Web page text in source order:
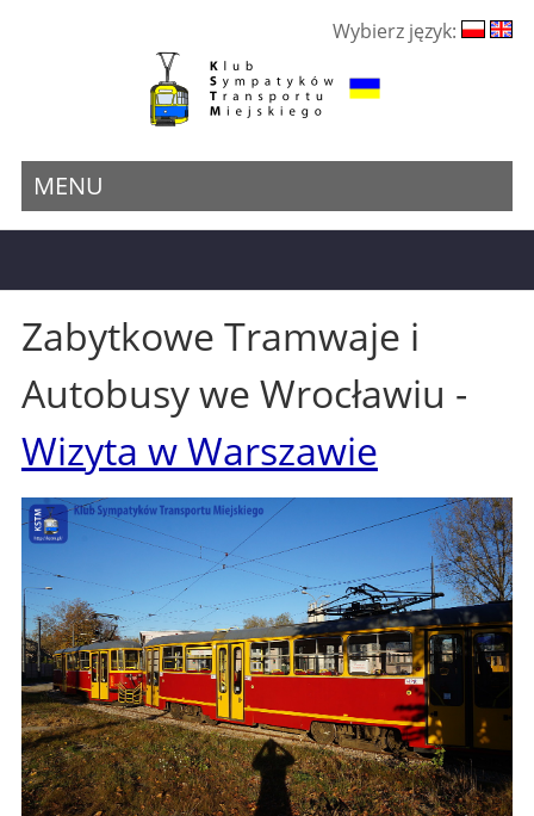
Wybierz język:
MENU
Zabytkowe Tramwaje i
Autobusy we Wrocławiu -
Wizyta w Warszawie